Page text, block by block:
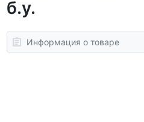
б.у.
Информация о товаре